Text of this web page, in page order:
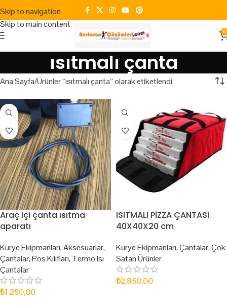
Skip to navigation
Skip to main content
0
ısıtmalı çanta
Ana Sayfa Ürünler “ısıtmalı çanta” olarak etiketlendi
Araç içi çanta ısıtma
aparatı
Kurye Ekipmanları,Aksesuarlar,
Çantalar,Pos Kılıfları, Termo Isı
Çantalar
₺1.250,00
ISITMALI PİZZA ÇANTASI
40X40X20 cm
Kurye Ekipmanları,Çantalar,Çok
Satan Ürünler
₺2.850,00